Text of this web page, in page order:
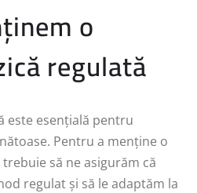
o
regulată
este esențială pentru
Pentru a menține o
să ne asigurăm că
regulat și să le adaptăm la